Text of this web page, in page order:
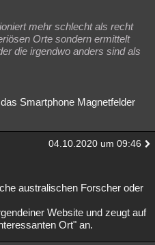
mehr schlecht als recht
Orte sondern ermittelt
die irgendwo anders sind als
Smartphone Magnetfelder
04.10.2020 um 09:46
australischen Forscher oder
Website und zeugt auf
Ort" an.